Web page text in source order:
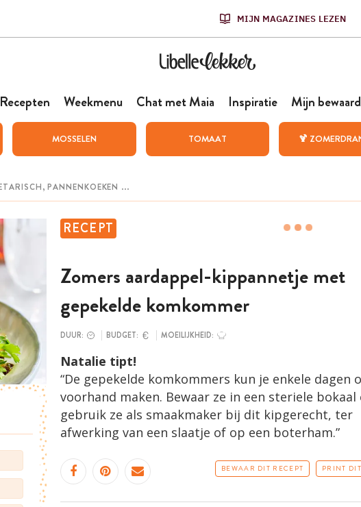
MIJN MAGAZINES LEZEN
Recepten Weekmenu Chat met Maia Inspiratie Mijn
MOSSELEN TOMAAT 🍹
RECEPT
Zomers aardappel-kippannetje met
gepekelde komkommer
DUUR: BUDGET: MOEILIJKHEID:
Natalie tipt!
“De gepekelde komkommers kun je enkele dagen
voorhand maken. Bewaar ze in een steriele bokaal
gebruik ze als smaakmaker bij dit kipgerecht, ter
afwerking van een slaatje of op een boterham.”
BEWAAR DIT RECEPT PRINT